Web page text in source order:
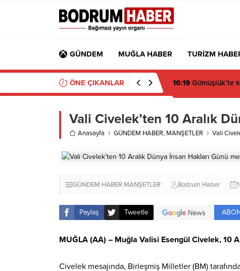
GÜNDEM MUĞLA HABER TURİZM
ÖNE ÇIKANLAR 15:45 Bülent
Vali Civelek’ten 10 Aralık
Anasayfa GÜNDEM HABER, MANŞETLER Vali
GÜNDEM HABER MANŞETLER Bodrum Haber
Paylaş Tweetle
MUĞLA (AA) – Muğla Valisi Esengül Civelek, 10
Civelek mesajında, Birleşmiş Milletler (BM)